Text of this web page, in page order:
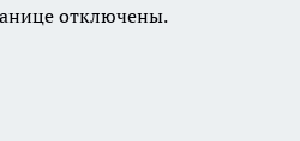
отключены.